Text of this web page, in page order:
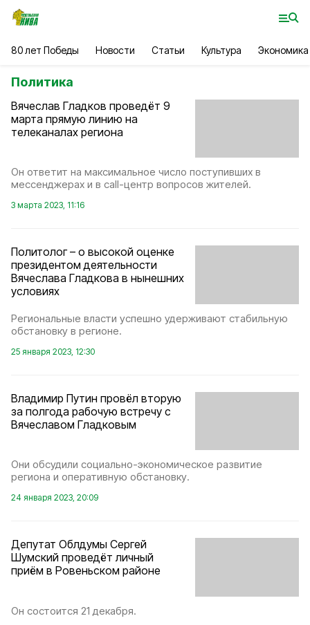
80 лет Победы Новости Статьи Культура Экономика
Политика
Вячеслав Гладков проведёт 9
марта прямую линию на
телеканалах региона
Он ответит на максимальное число поступивших в
мессенджерах и в call-центр вопросов жителей.
3 марта 2023, 11:16
Политолог – о высокой оценке
президентом деятельности
Вячеслава Гладкова в нынешних
условиях
Региональные власти успешно удерживают стабильную
обстановку в регионе.
25 января 2023, 12:30
Владимир Путин провёл вторую
за полгода рабочую встречу с
Вячеславом Гладковым
Они обсудили социально-экономическое развитие
региона и оперативную обстановку.
24 января 2023, 20:09
Депутат Облдумы Сергей
Шумский проведёт личный
приём в Ровеньском районе
Он состоится 21 декабря.